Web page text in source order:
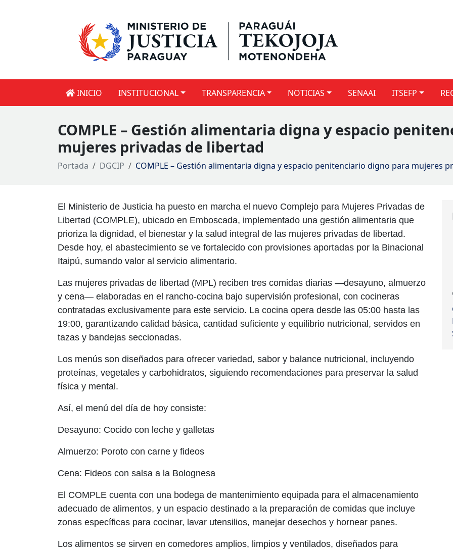
INICIO INSTITUCIONAL TRANSPARENCIA NOTICIAS SENAAI ITSEFP
COMPLE – Gestión alimentaria digna y espacio
mujeres privadas de libertad
Portada DGCIP COMPLE – Gestión alimentaria digna y espacio penitenciario digno para mujeres
El Ministerio de Justicia ha puesto en marcha el nuevo Complejo para Mujeres Privadas de
Libertad (COMPLE), ubicado en Emboscada, implementado una gestión alimentaria que
prioriza la dignidad, el bienestar y la salud integral de las mujeres privadas de libertad.
Desde hoy, el abastecimiento se ve fortalecido con provisiones aportadas por la Binacional
Itaipú, sumando valor al servicio alimentario.
Las mujeres privadas de libertad (MPL) reciben tres comidas diarias —desayuno, almuerzo
y cena— elaboradas en el rancho-cocina bajo supervisión profesional, con cocineras
contratadas exclusivamente para este servicio. La cocina opera desde las 05:00 hasta las
19:00, garantizando calidad básica, cantidad suficiente y equilibrio nutricional, servidos en
tazas y bandejas seccionadas.
Los menús son diseñados para ofrecer variedad, sabor y balance nutricional, incluyendo
proteínas, vegetales y carbohidratos, siguiendo recomendaciones para preservar la salud
física y mental.
Así, el menú del día de hoy consiste:
Desayuno: Cocido con leche y galletas
Almuerzo: Poroto con carne y fideos
Cena: Fideos con salsa a la Bolognesa
El COMPLE cuenta con una bodega de mantenimiento equipada para el almacenamiento
adecuado de alimentos, y un espacio destinado a la preparación de comidas que incluye
zonas específicas para cocinar, lavar utensilios, manejar desechos y hornear panes.
Los alimentos se sirven en comedores amplios, limpios y ventilados, diseñados para